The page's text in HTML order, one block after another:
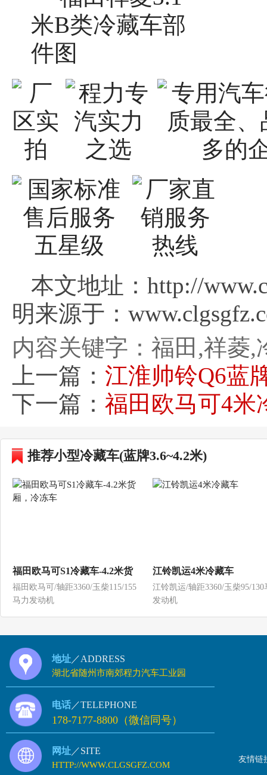
本文地址：http://
明来源于：
内容关键字：福田,祥菱,
上一篇： 江淮帅铃Q6蓝
下一篇： 福田欧马可4米
推荐小型冷藏车(蓝牌3.6~4.2米)
福田欧马可S1冷藏车-4.2米货
厢，冷冻车
福田欧马可/轴距3360/玉柴115/155
马力发动机
江铃凯运4米冷藏车
江铃凯运/轴距3360/玉柴95/130
发动机
地址 ／ADDRESS
湖北省随州市南郊程力汽车工业园
电话 ／TELEPHONE
178-7177-8800（微信同号）
网址 ／SITE
HTTP://WWW.CLGSGFZ.COM
友情链